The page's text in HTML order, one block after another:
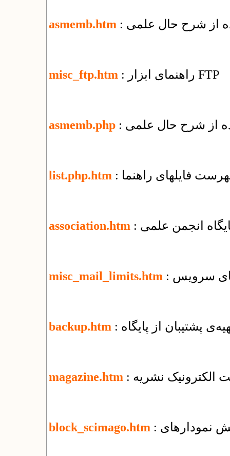
asmemb.htm از شرح حال علمی
misc_ftp.htm : راهنمای ابزار FTP
asmemb.php از شرح حال علمی
list.php.htm فایل​های راهنما
association.htm انجمن علمی
misc_mail_limits.htm
backup.htm پشتیبان از پایگاه
magazine.htm الکترونیک نشریه
block_scimago.htm